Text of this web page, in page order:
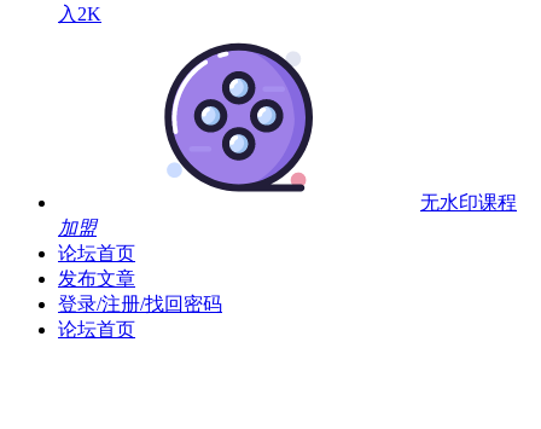
入2K
无水印课程
加盟
论坛首页
发布文章
登录/注册/找回密码
论坛首页